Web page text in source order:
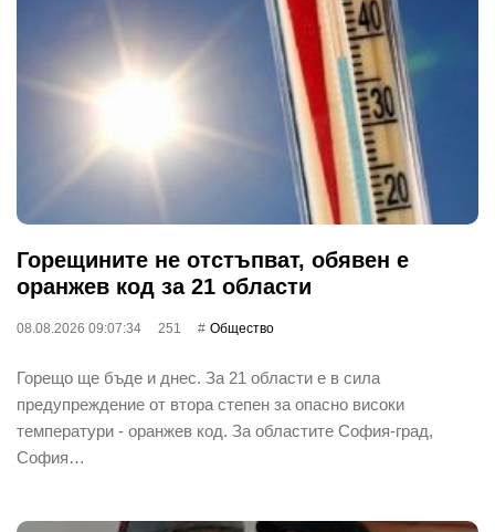
Горещините не отстъпват, обявен е
оранжев код за 21 области
08.08.2026 09:07:34 251 Общество
Горещо ще бъде и днес. За 21 области е в сила
предупреждение от втора степен за опасно високи
температури - оранжев код. За областите София-град,
София…